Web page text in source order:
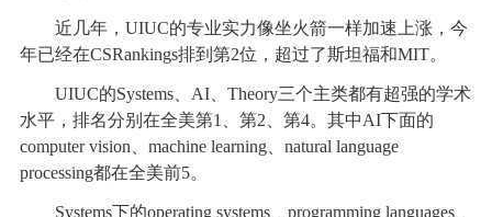
近几年，UIUC的专业实力像坐火箭一样加速上涨，今
年已经在CSRankings排到第2位，超过了斯坦福和MIT。
UIUC的Systems、AI、Theory三个主类都有超强的学术
水平，排名分别在全美第1、第2、第4。其中AI下面的
computer vision、machine learning、natural language
processing都在全美前5。
Systems下的operating systems、programming languages、